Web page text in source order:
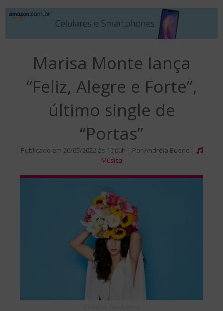
Marisa Monte lança
“Feliz, Alegre e Forte”,
último single de
“Portas”
Publicado em 20/05/2022 às 10:00h | Por Andréia Bueno |
Música